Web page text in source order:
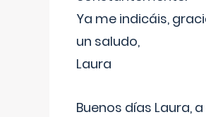
Ya me indicáis,
un saludo,
Laura
Buenos días Laura,